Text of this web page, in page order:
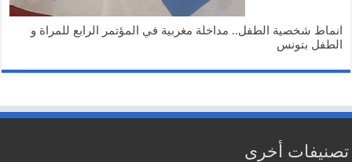
شخصية الطفل.. مداخلة مغربية في المؤتمر الرابع للمراة و
بتونس
أخرى